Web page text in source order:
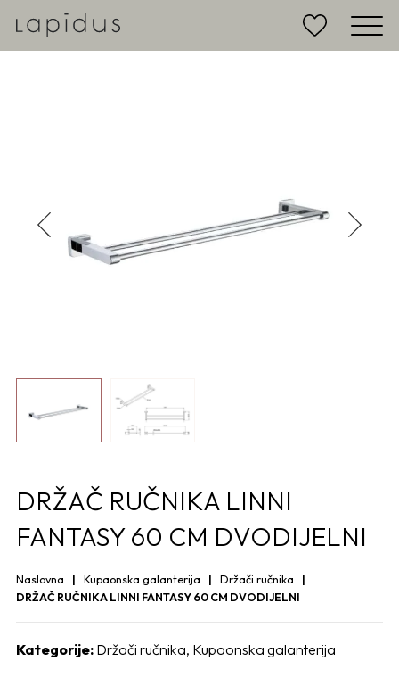
DRŽAČ RUČNIKA LINNI
FANTASY 60 CM DVODIJELNI
Naslovna Kupaonska galanterija
Držači ručnika
DRŽAČ RUČNIKA LINNI FANTASY 60 CM DVODIJELNI
Kategorije: Držači ručnika, Kupaonska galanterija